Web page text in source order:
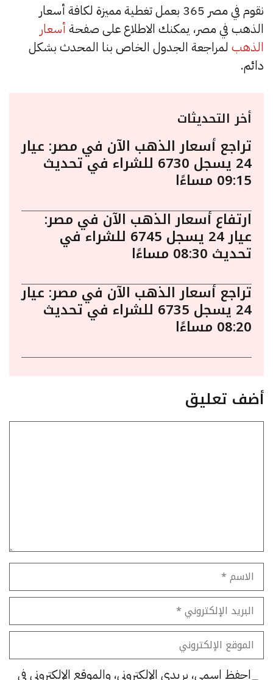
نقوم في مصر 365 بعمل تغطية مميزة لكافة أسعار
الذهب في مصر، يمكنك الاطلاع على صفحة أسعار
الذهب لمراجعة الجدول الخاص بنا المحدث بشكل
دائم.
أخر التحديثات
تراجع أسعار الذهب الآن في مصر: عيار
24 يسجل 6730 للشراء في تحديث
09:15 مساءًا
ارتفاع أسعار الذهب الآن في مصر:
عيار 24 يسجل 6745 للشراء في
تحديث 08:30 مساءًا
تراجع أسعار الذهب الآن في مصر: عيار
24 يسجل 6735 للشراء في تحديث
08:20 مساءًا
أضف تعليق
الاسم
البريد
الإلكتروني
الموقع
الإلكتروني
احفظ اسمي، بريدي الإلكتروني، والموقع الإلكتروني في